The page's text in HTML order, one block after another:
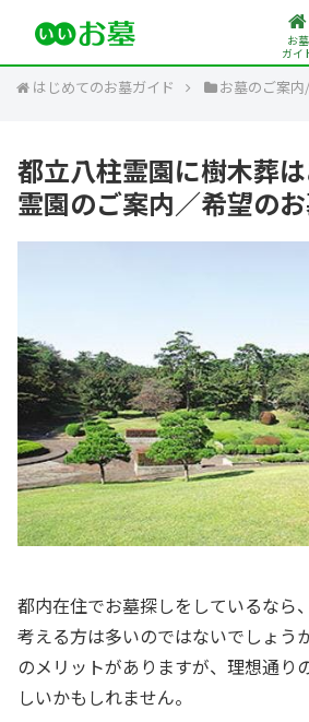
お墓
ガイ
はじめてのお墓ガイド お墓のご案
都立八柱霊園に樹木葬
霊園のご案内／希望の
都内在住でお墓探しをしているなら
考える方は多いのではないでしょう
のメリットがありますが、理想通り
しいかもしれません。